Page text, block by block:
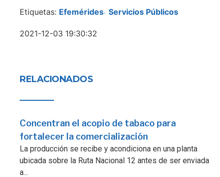
Etiquetas: Efemérides- Servicios Públicos
2021-12-03 19:30:32
RELACIONADOS
Concentran el acopio de tabaco para
fortalecer la comercialización
La producción se recibe y acondiciona en una planta
ubicada sobre la Ruta Nacional 12 antes de ser enviada
a...